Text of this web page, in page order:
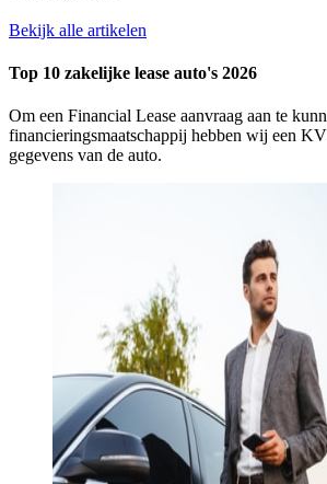
Bekijk alle artikelen
Top 10 zakelijke lease auto's 2026
Om een Financial Lease aanvraag aan te
financieringsmaatschappij hebben wij een
gegevens van de auto.